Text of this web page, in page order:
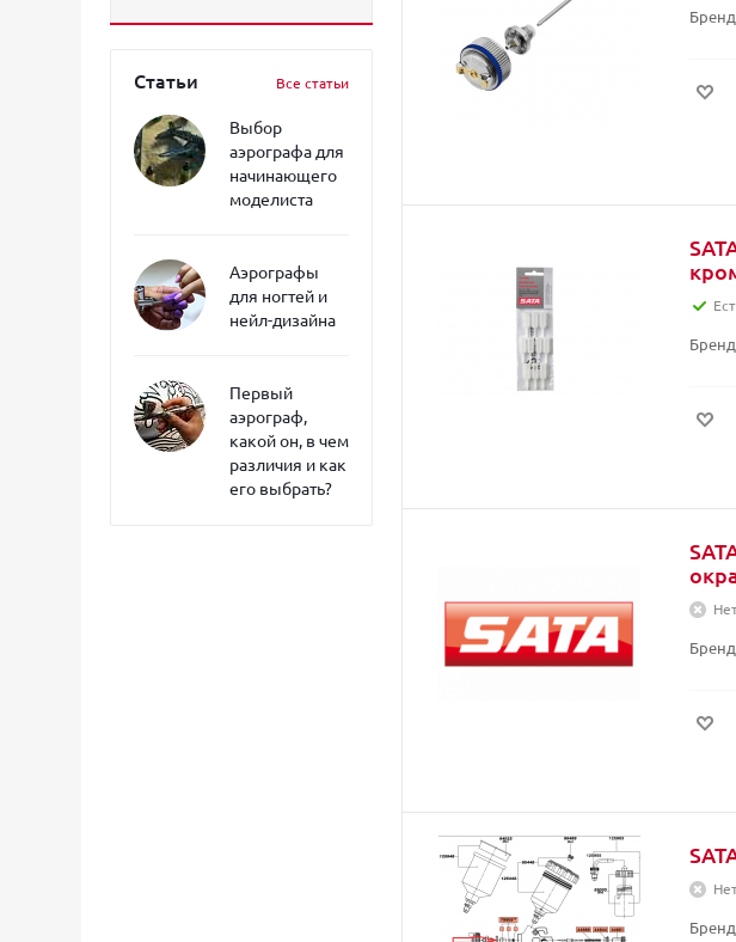
Статьи Все статьи
Выбор
аэрографа для
начинающего
моделиста
Аэрографы
для ногтей и
нейл-дизайна
Первый
аэрограф,
какой он, в чем
различия и как
его выбрать?